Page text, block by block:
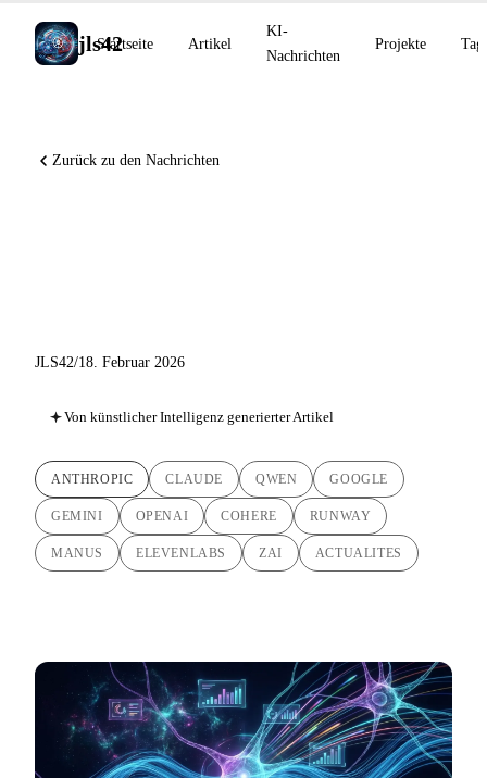
jls42
Startseite Artikel
KI-
Nachrichten
Projekte
Zurück zu den Nachrichten
JLS42/18. Februar 2026
Von künstlicher Intelligenz generierter Artikel
ANTHROPIC CLAUDE QWEN GOOGLE
GEMINI OPENAI COHERE RUNWAY
MANUS ELEVENLABS ZAI ACTUALITES